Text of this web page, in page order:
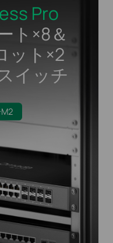
Pro
ト×8＆
ット×2
イッチ